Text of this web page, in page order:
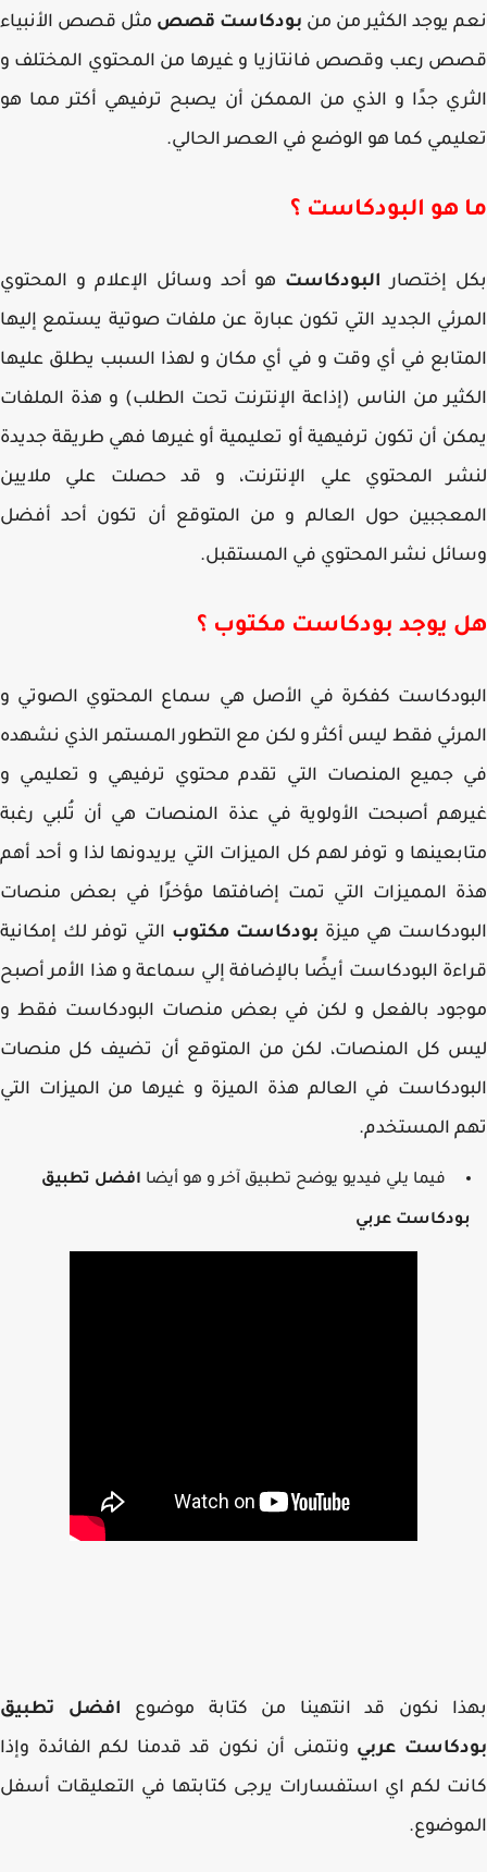
يوجد الكثير من منبودكاست قصصمثل قصص الأنبياء
رعب وقصص فانتازيا و غيرها من المحتوي المختلف و
جدًا و الذي من الممكن أن يصبح ترفيهي أكتر مما هو
كما هو الوضع في العصر الحالي.
هو البودكاست ؟
إختصارالبودكاستهو أحد وسائل الإعلام و المحتوي
الجديد التي تكون عبارة عن ملفات صوتية يستمع إليها
في أي وقت و في أي مكان و لهذا السبب يطلق عليها
من الناس (إذاعة الإنترنت تحت الطلب) و هذة الملفات
أن تكون ترفيهية أو تعليمية أو غيرها فهي طريقة جديدة
المحتوي علي الإنترنت، و قد حصلت علي ملايين
حول العالم و من المتوقع أن تكون أحد أفضل
نشر المحتوي في المستقبل.
يوجد بودكاست مكتوب ؟
كفكرة في الأصل هي سماع المحتوي الصوتي و
فقط ليس أكثر و لكن مع التطور المستمر الذي نشهده
جميع المنصات التي تقدم محتوي ترفيهي و تعليمي و
أصبحت الأولوية في عذة المنصات هي أن تُلبي رغبة
و توفر لهم كل الميزات التي يريدونها لذا و أحد أهم
المميزات التي تمت إضافتها مؤخرًا في بعض منصات
هي ميزةبودكاست مكتوبالتي توفر لك إمكانية
البودكاست أيضًا بالإضافة إلي سماعة و هذا الأمر أصبح
بالفعل و لكن في بعض منصات البودكاست فقط و
كل المنصات، لكن من المتوقع أن تضيف كل منصات
في العالم هذة الميزة و غيرها من الميزات التي
المستخدم.
فيما يلي فيديو يوضح تطبيق آخر و هو أيضاافضل تطبيق
عربي
نكون قد انتهينا من كتابة موضوعافضل تطبيق
عربيونتمنى أن نكون قد قدمنا لكم الفائدة وإذا
لكم اي استفسارات يرجى كتابتها في التعليقات أسفل